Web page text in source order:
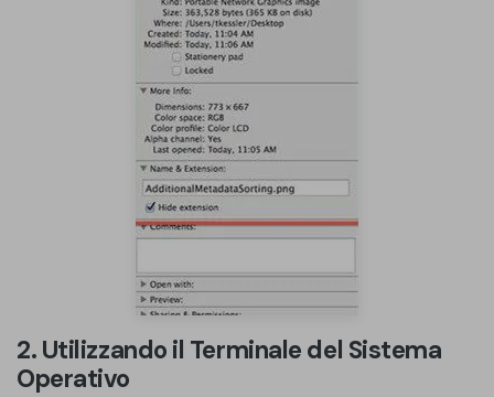
Contatta il supporto
Specifiche tecniche
Centro di download
Aggiorna a PDFelement 12
2. Utilizzando il Terminale del Sistema
Operativo